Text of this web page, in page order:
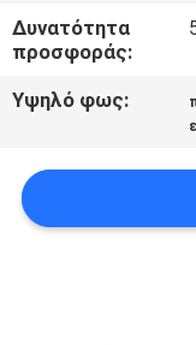
ΕΙΔΉΣΕΙΣ
ΖΗΤΉΣΤΕ
Δυνατότητα
προσφοράς:
Υψηλό φως: